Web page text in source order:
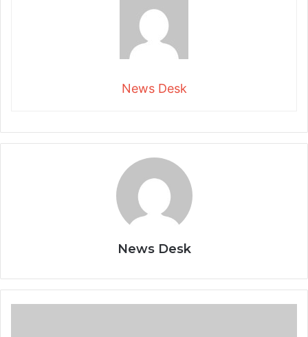
News Desk
News Desk